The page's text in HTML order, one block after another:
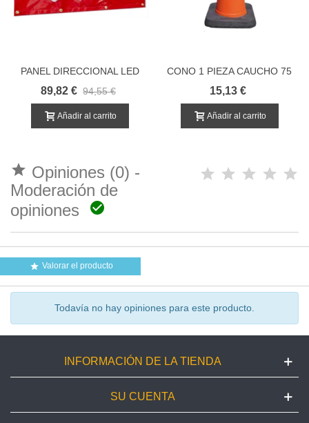
PANEL DIRECCIONAL LED
PORTATIL
89,82 € 94,55 €
Añadir al carrito
CONO 1 PIEZA CAUCHO 75
CMS
15,13 €
Añadir al carrito
 Opiniones (0) -
Moderación de
opiniones

 Valorar el producto
Todavía no hay opiniones para este producto.
INFORMACIÓN DE LA TIENDA
SU CUENTA